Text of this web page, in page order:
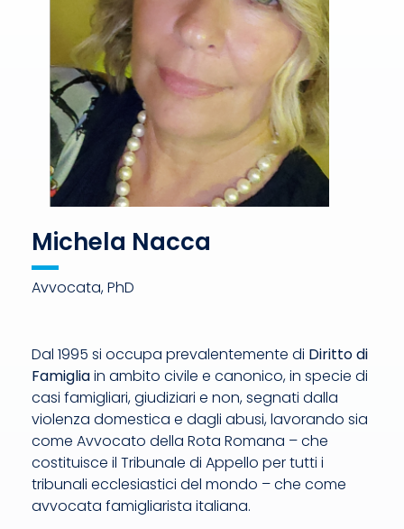
Michela Nacca
Avvocata, PhD
Dal 1995 si occupa prevalentemente di Diritto di
Famigliain ambito civile e canonico, in specie di
casi famigliari, giudiziari e non, segnati dalla
violenza domestica e dagli abusi, lavorando sia
come Avvocato della Rota Romana – che
costituisce il Tribunale di Appello per tutti i
tribunali ecclesiastici del mondo – che come
avvocata famigliarista italiana.